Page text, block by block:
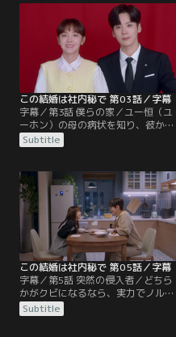
た元カレに見せつけると豪語してい
た。ある日、篠檸はお見合いパーテ
ィーで、高校時代の同級生で、代瑞
銀行の内部監査部で働く紀ユー恒
（ジー・ユーホン）と再会。
この結婚は社内秘で 第03話／字幕
字幕／第3話 僕らの家／ユー恒（ユ
ーホン）の母の病状を知り、彼から
の提案を前向きに捕らえた篠檸（シ
ャオニン）は、結婚に踏み切る。し
ず、翌週までは未入籍で過ごすこと
に。お祝いに盛り上がる両親らの手
前、2人は当面結婚したふりを装う
ことを決めるのだった。翌日、退勤
後に篠檸が上司の饒静（ラオ・ジ
ン）と共に…。
Subtitle
この結婚は社内秘で 第05話／字幕
字幕／第5話 突然の侵入者／どちら
かがクビになるなら、実力でノルマ
を達成した方が銀行に残るという新
たな契約を結んだ篠檸（シャオニ
Subtitle